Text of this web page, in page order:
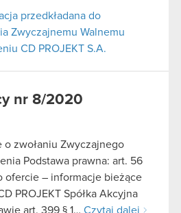
przedkładana do
Zwyczajnemu Walnemu
CD PROJEKT S.A.
nr 8/2020
o zwołaniu Zwyczajnego
Podstawa prawna: art. 56
ofercie – informacje bieżące
PROJEKT Spółka Akcyjna
art. 399 § 1… Czytaj dalej